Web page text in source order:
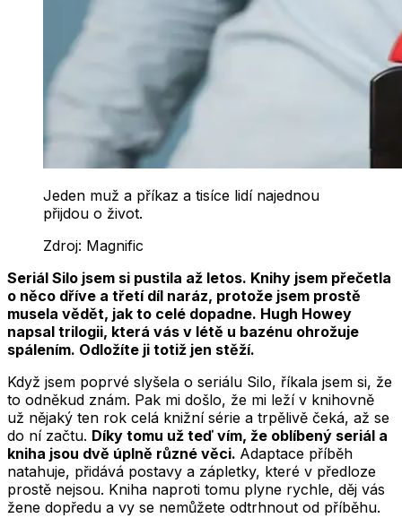
Jeden muž a příkaz a tisíce lidí najednou
přijdou o život.
Zdroj: Magnific
Seriál Silo jsem si pustila až letos. Knihy jsem přečetla
o něco dříve a třetí díl naráz, protože jsem prostě
musela vědět, jak to celé dopadne. Hugh Howey
napsal trilogii, která vás v létě u bazénu ohrožuje
spálením. Odložíte ji totiž jen stěží.
Když jsem poprvé slyšela o seriálu Silo, říkala jsem si, že
to odněkud znám. Pak mi došlo, že mi leží v knihovně
už nějaký ten rok celá knižní série a trpělivě čeká, až se
do ní začtu. Díky tomu už teď vím, že oblíbený seriál a
kniha jsou dvě úplně různé věci. Adaptace příběh
natahuje, přidává postavy a zápletky, které v předloze
prostě nejsou. Kniha naproti tomu plyne rychle, děj vás
žene dopředu a vy se nemůžete odtrhnout od příběhu.